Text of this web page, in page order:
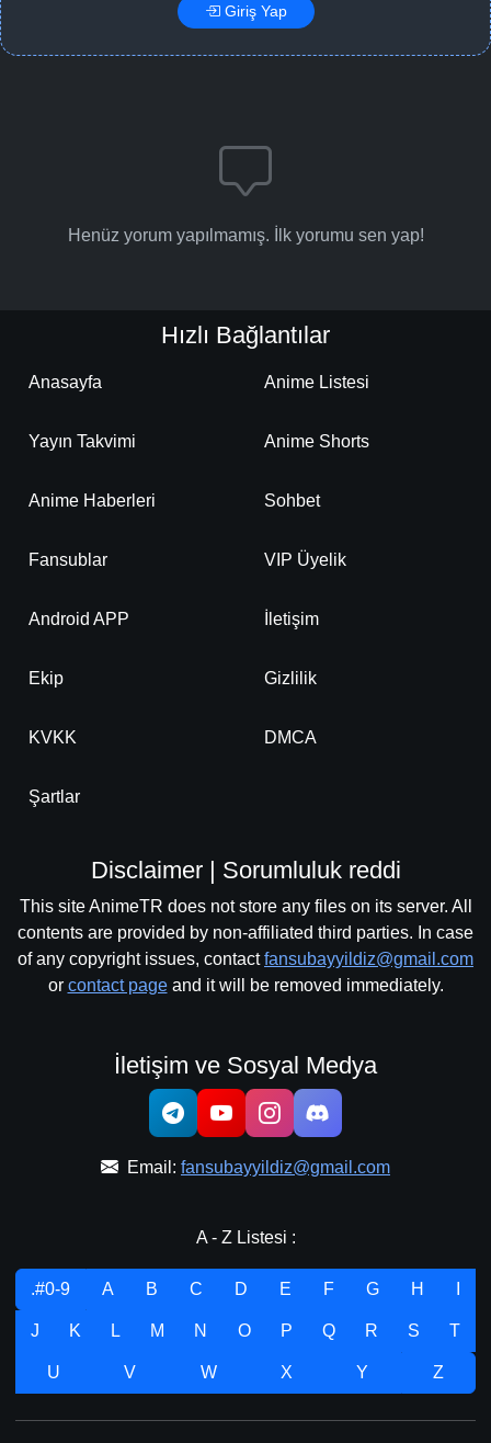
Giriş Yap
Henüz yorum yapılmamış. İlk yorumu sen yap!
Hızlı Bağlantılar
Anasayfa Anime Listesi
Yayın Takvimi Anime Shorts
Anime Haberleri Sohbet
Fansublar VIP Üyelik
Android APP İletişim
Ekip Gizlilik
KVKK DMCA
Şartlar
Disclaimer | Sorumluluk reddi
This site AnimeTR does not store any files on its server. All
contents are provided by non-affiliated third parties. In case
of any copyright issues, contactfansubayyildiz@gmail.com
or contact pageand it will be removed immediately.
İletişim ve Sosyal Medya
Email: fansubayyildiz@gmail.com
A - Z Listesi :
.#0-9 A B C D E F G H
J K L M N O P Q R S T
U V W X Y Z